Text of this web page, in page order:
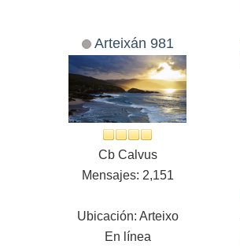
Arteixán 981
Cb Calvus
Mensajes: 2,151
Ubicación: Arteixo
En línea